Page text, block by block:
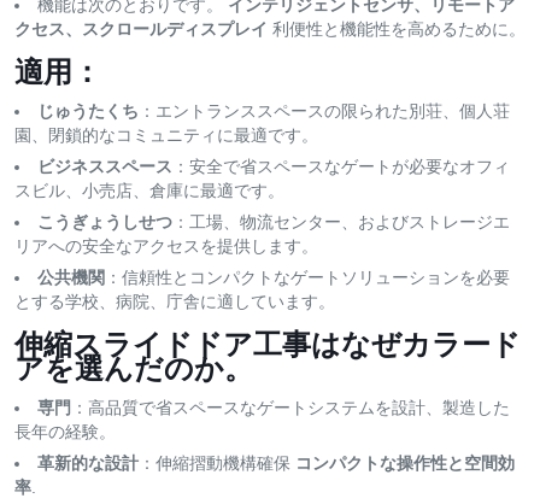
機能は次のとおりです。 インテリジェントセンサ、リモートア
クセス、スクロールディスプレイ 利便性と機能性を高めるために。
適用：
じゅうたくち ：エントランススペースの限られた別荘、個人荘
園、閉鎖的なコミュニティに最適です。
ビジネススペース ：安全で省スペースなゲートが必要なオフィ
スビル、小売店、倉庫に最適です。
こうぎょうしせつ ：工場、物流センター、およびストレージエ
リアへの安全なアクセスを提供します。
公共機関 ：信頼性とコンパクトなゲートソリューションを必要
とする学校、病院、庁舎に適しています。
伸縮スライドドア工事はなぜカラード
アを選んだのか。
専門 ：高品質で省スペースなゲートシステムを設計、製造した
長年の経験。
革新的な設計 ：伸縮摺動機構確保 コンパクトな操作性と空間効
率